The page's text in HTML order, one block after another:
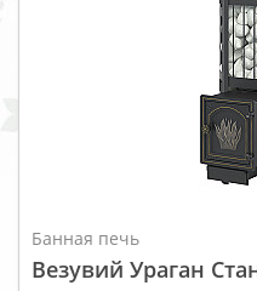
Банная печь
Везувий Ураган